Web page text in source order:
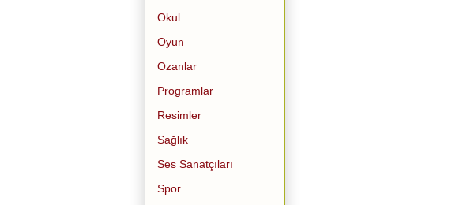
Okul
Oyun
Ozanlar
Programlar
Resimler
Sağlık
Ses Sanatçıları
Spor